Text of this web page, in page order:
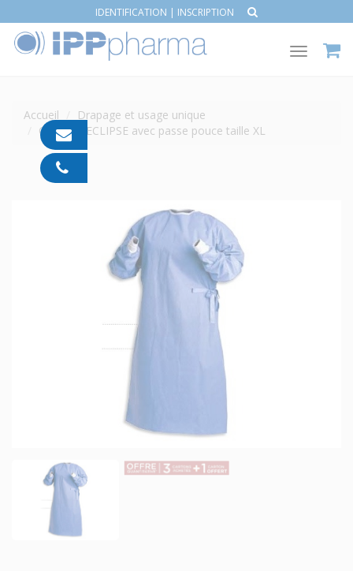
IDENTIFICATION | INSCRIPTION
Toggle
Accueil
Drapage et usage unique
Casaque ECLIPSE avec passe pouce taille XL
contact@ipp-
pharma.com
91